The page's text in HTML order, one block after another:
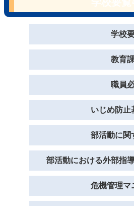
学校
教育
職員
いじめ防止
部活動に関
部活動における外部指
危機管理マ